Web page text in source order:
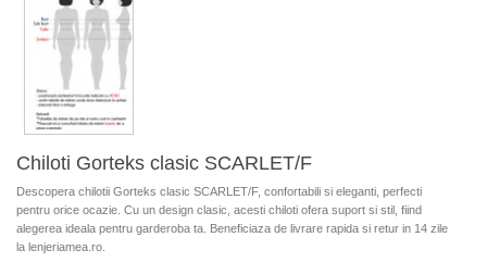
Chiloti Gorteks clasic SCARLET/F
Descopera chilotii Gorteks clasic SCARLET/F, confortabili si eleganti, perfecti
pentru orice ocazie. Cu un design clasic, acesti chiloti ofera suport si stil, fiind
alegerea ideala pentru garderoba ta. Beneficiaza de livrare rapida si retur in 14 zile
la lenjeriamea.ro.